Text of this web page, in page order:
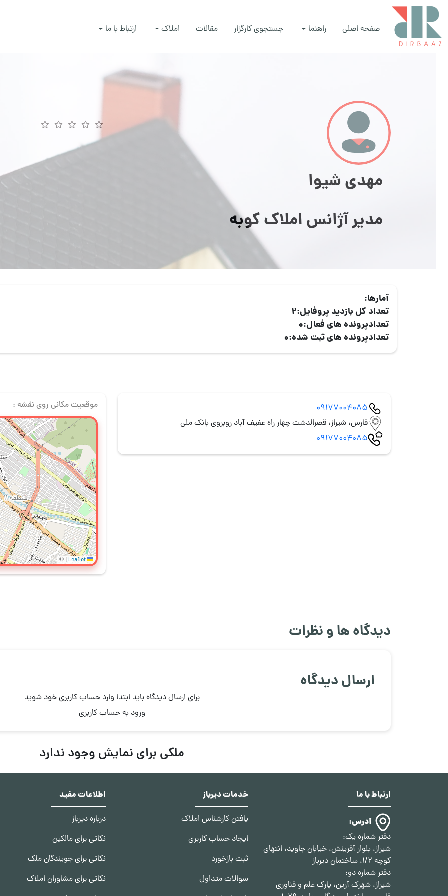
صفحه اصلی راهنما جستجوی کارگزار مقالات املاک ارتباط با ما
مهدی شیوا
مدیر آژانس املاک کوبه
آمارها:
تعداد کل بازدید پروفایل:2
تعدادپرونده های فعال:0
تعدادپرونده های ثبت شده:0
09177004085
فارس، شیراز، قصرالدشت چهار راه عفیف آباد روبروی بانک ملی
09177004085
موقعیت مکانی روی نقشه :
Leaflet
|
©
دیدگاه ها و نظرات
ارسال دیدگاه
برای ارسال دیدگاه باید ابتدا وارد حساب کاربری خود شوید
ورود به حساب کاربری
ملکی برای نمایش وجود ندارد
ارتباط با ما
آدرس:
دفتر شماره یک:
شیراز، بلوار آفرینش، خیابان جاوید، انتهای
کوچه 1/2، ساختمان دیرباز
دفتر شماره دو:
شیراز، شهرک آرین، پارک علم و فناوری
خدمات دیرباز
یافتن کارشناس املاک
ایجاد حساب کاربری
ثبت بازخورد
سوالات متداول
اطلاعات مفید
درباره دیرباز
نکاتی برای مالکین
نکاتی برای جویندگان ملک
نکاتی برای مشاوران املاک